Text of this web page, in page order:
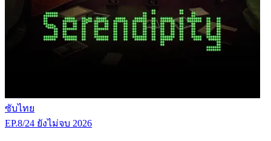
ซับไทย
EP.8/24 ยังไม่จบ 2026